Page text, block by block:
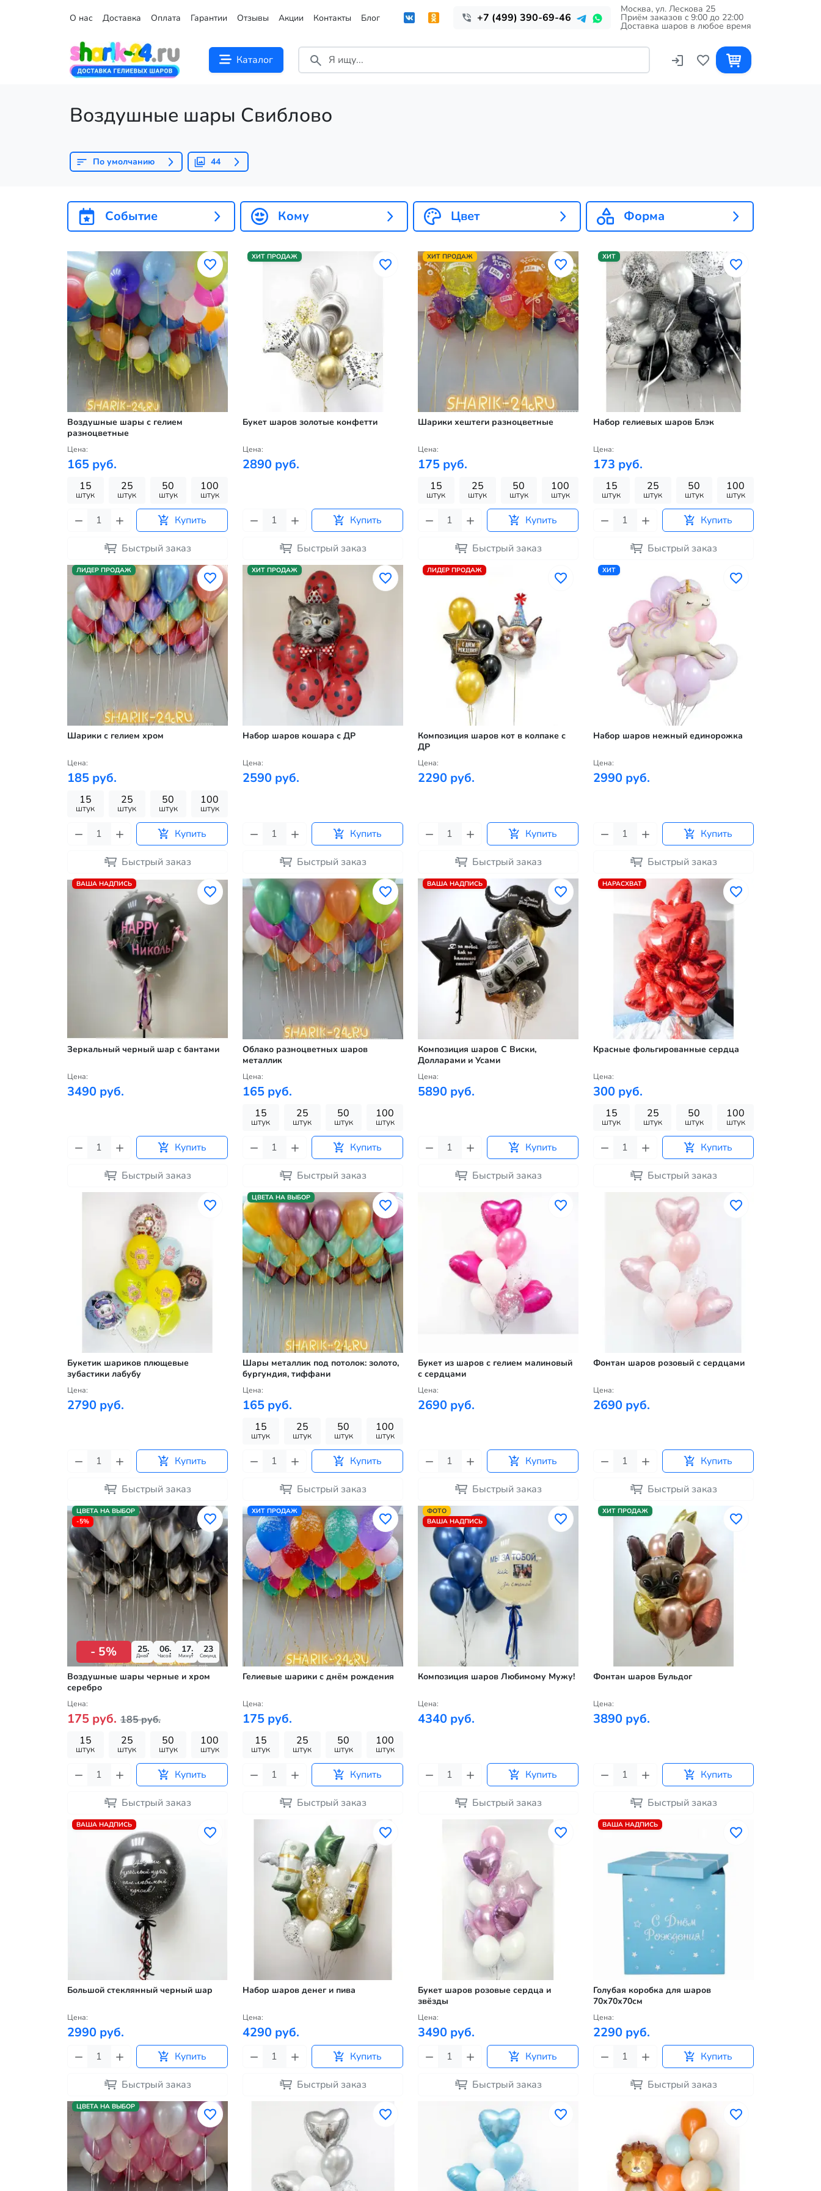
О нас Доставка Оплата Гарантии Отзывы Акции Контакты Блог +7 (499) 390-69-46
Москва, ул. Лескова 25
Приём заказов c 9:00 до 22:00
Доставка шаров в любое время
Каталог
Воздушные шары Свиблово
По умолчанию 44
Событие Кому Цвет Форма
Воздушные шары с гелием
разноцветные
Цена:
165 руб.
15
штук
25
штук
50
штук
100
штук
Купить
Быстрый заказ
ХИТ ПРОДАЖ
Букет шаров золотые конфетти
Цена:
2890 руб.
Купить
Быстрый заказ
ХИТ ПРОДАЖ
Шарики хештеги разноцветные
Цена:
175 руб.
15
штук
25
штук
50
штук
100
штук
Купить
Быстрый заказ
ХИТ
Набор гелиевых шаров Блэк
Цена:
173 руб.
15
штук
25
штук
50
штук
100
штук
Купить
Быстрый заказ
ЛИДЕР ПРОДАЖ
Шарики с гелием хром
Цена:
185 руб.
15
штук
25
штук
50
штук
100
штук
Купить
Быстрый заказ
ХИТ ПРОДАЖ
Набор шаров кошара с ДР
Цена:
2590 руб.
Купить
Быстрый заказ
ЛИДЕР ПРОДАЖ
Композиция шаров кот в колпаке с
ДР
Цена:
2290 руб.
Купить
Быстрый заказ
ХИТ
Набор шаров нежный единорожка
Цена:
2990 руб.
Купить
Быстрый заказ
ВАША НАДПИСЬ
Зеркальный черный шар с бантами
Цена:
3490 руб.
Купить
Быстрый заказ
Облако разноцветных шаров
металлик
Цена:
165 руб.
15
штук
25
штук
50
штук
100
штук
Купить
Быстрый заказ
ВАША НАДПИСЬ
Композиция шаров С Виски,
Долларами и Усами
Цена:
5890 руб.
Купить
Быстрый заказ
НАРАСХВАТ
Красные фольгированные сердца
Цена:
300 руб.
15
штук
25
штук
50
штук
100
штук
Купить
Быстрый заказ
Букетик шариков плющевые
зубастики лабубу
Цена:
2790 руб.
Купить
Быстрый заказ
ЦВЕТА НА ВЫБОР
Шары металлик под потолок: золото,
бургундия, тиффани
Цена:
165 руб.
15
штук
25
штук
50
штук
100
штук
Купить
Быстрый заказ
Букет из шаров с гелием малиновый
с сердцами
Цена:
2690 руб.
Купить
Быстрый заказ
Фонтан шаров розовый с сердцами
Цена:
2690 руб.
Купить
Быстрый заказ
ЦВЕТА НА ВЫБОР
-5%
- 5% 25
Дней
06
Часов
17
Минут
22
Секунд
Воздушные шары черные и хром
серебро
Цена:
175 руб. 185 руб.
15
штук
25
штук
50
штук
100
штук
Купить
Быстрый заказ
ХИТ ПРОДАЖ
Гелиевые шарики с днём рождения
Цена:
175 руб.
15
штук
25
штук
50
штук
100
штук
Купить
Быстрый заказ
ФОТО
ВАША НАДПИСЬ
Композиция шаров Любимому Мужу!
Цена:
4340 руб.
Купить
Быстрый заказ
ХИТ ПРОДАЖ
Фонтан шаров Бульдог
Цена:
3890 руб.
Купить
Быстрый заказ
ВАША НАДПИСЬ
Большой стеклянный черный шар
Цена:
2990 руб.
Купить
Быстрый заказ
Набор шаров денег и пива
Цена:
4290 руб.
Купить
Быстрый заказ
Букет шаров розовые сердца и
звёзды
Цена:
3490 руб.
Купить
Быстрый заказ
ВАША НАДПИСЬ
Голубая коробка для шаров
70х70х70см
Цена:
2290 руб.
Купить
Быстрый заказ
ЦВЕТА НА ВЫБОР